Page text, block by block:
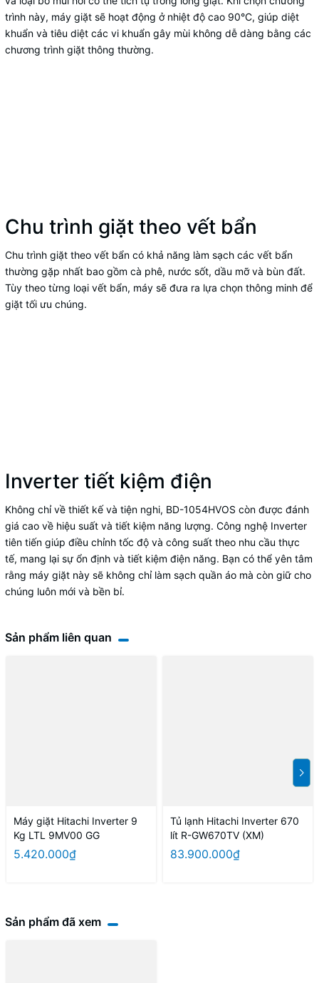
trình này, máy giặt sẽ hoạt động ở nhiệt độ cao 90°C, giúp diệt
khuẩn và tiêu diệt các vi khuẩn gây mùi không dễ dàng bằng các
chương trình giặt thông thường.
Chu trình giặt theo vết bẩn
Chu trình giặt theo vết bẩn có khả năng làm sạch các vết bẩn
thường gặp nhất bao gồm cà phê, nước sốt, dầu mỡ và bùn đất.
Tùy theo từng loại vết bẩn, máy sẽ đưa ra lựa chọn thông minh để
giặt tối ưu chúng.
Inverter tiết kiệm điện
Không chỉ về thiết kế và tiện nghi, BD-1054HVOS còn được đánh
giá cao về hiệu suất và tiết kiệm năng lượng. Công nghệ Inverter
tiên tiến giúp điều chỉnh tốc độ và công suất theo nhu cầu thực
tế, mang lại sự ổn định và tiết kiệm điện năng. Bạn có thể yên tâm
rằng máy giặt này sẽ không chỉ làm sạch quần áo mà còn giữ cho
chúng luôn mới và bền bỉ.
Sản phẩm liên quan
Máy giặt Hitachi Inverter 9
Kg LTL 9MV00 GG
5.420.000₫
Tủ lạnh Hitachi Inverter 670
lít R-GW670TV (XM)
83.900.000₫
Sản phẩm đã xem